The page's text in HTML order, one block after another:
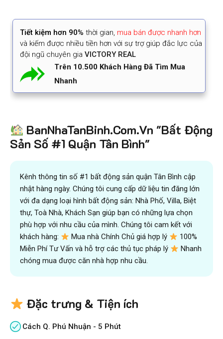
Tiết kiệm hơn 90% thời gian, mua bán được nhanh hơn
và kiếm được nhiều tiền hơn với sự trợ giúp đắc lực của
đội ngũ chuyên gia VICTORY REAL
Trên 10.500 Khách Hàng Đã Tìm Mua
Nhanh
BanNhaTanBinh.Com.Vn "Bất Động
Sản Số #1 Quận Tân Bình"
Kênh thông tin số #1 bất động sản quận Tân Bình cập
nhật hàng ngày. Chúng tôi cung cấp dữ liệu tin đăng lớn
với đa dạng loại hình bất động sản: Nhà Phố, Villa, Biệt
thự, Toà Nhà, Khách Sạn giúp bạn có những lựa chọn
phù hợp với nhu cầu của mình. Chúng tôi cam kết với
khách hàng:
Mua nhà Chính Chủ giá hợp lý
100%
Miễn Phí Tư Vấn và hỗ trợ các thủ tục pháp lý
Nhanh
chóng mua được căn nhà hợp nhu cầu.
Đặc trưng & Tiện ích
Cách Q. Phú Nhuận - 5 Phút